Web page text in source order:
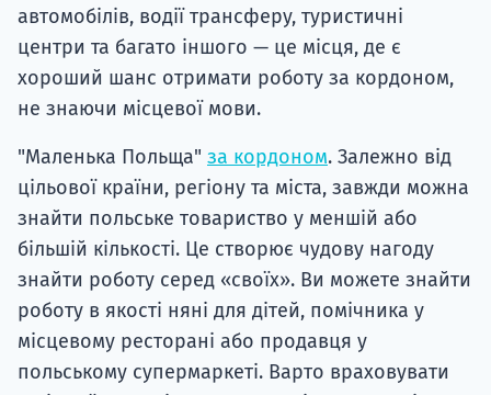
автомобілів, водії трансферу, туристичні
центри та багато іншого — це місця, де є
хороший шанс отримати роботу за кордоном,
не знаючи місцевої мови.
"Маленька Польща" за кордоном. Залежно від
цільової країни, регіону та міста, завжди можна
знайти польське товариство у меншій або
більшій кількості. Це створює чудову нагоду
знайти роботу серед «своїх». Ви можете знайти
роботу в якості няні для дітей, помічника у
місцевому ресторані або продавця у
польському супермаркеті. Варто враховувати